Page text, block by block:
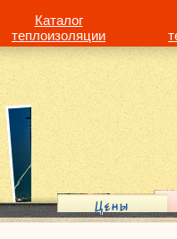
Каталог
теплоизоляции